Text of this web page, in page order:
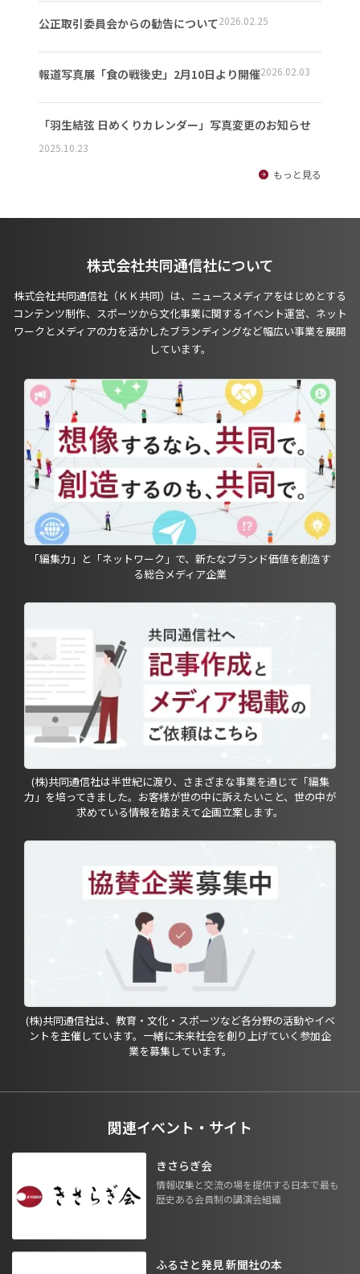
公正取引委員会からの勧告について2026.02.25
報道写真展「食の戦後史」2月10日より開催2026.02.03
「羽生結弦 日めくりカレンダー」写真変更のお知らせ
2025.10.23
もっと見る
株式会社共同通信社について
株式会社共同通信社（ＫＫ共同）は、ニュースメディアをはじめとする
コンテンツ制作、スポーツから文化事業に関するイベント運営、ネット
ワークとメディアの力を活かしたブランディングなど幅広い事業を展開
しています。
「編集力」と「ネットワーク」で、新たなブランド価値を創造す
る総合メディア企業
(株)共同通信社は半世紀に渡り、さまざまな事業を通じて「編集
力」を培ってきました。お客様が世の中に訴えたいこと、世の中が
求めている情報を踏まえて企画立案します。
(株)共同通信社は、教育・文化・スポーツなど各分野の活動やイベ
ントを主催しています。一緒に未来社会を創り上げていく参加企
業を募集しています。
関連イベント・サイト
きさらぎ会
情報収集と交流の場を提供する日本で最も
歴史ある会員制の講演会組織
ふるさと発見 新聞社の本